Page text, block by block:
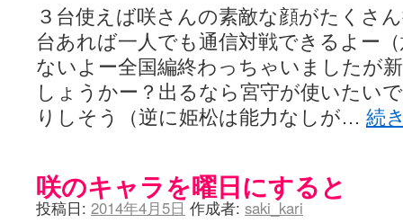
SYNTH 2006 - 咲 -Saki- / 阿知賀編をドヤ顔に着目しながらまたまた読
かえんだん - 咲-Saki- / 朱里「そげなこつ私がやっておきますから！」
Saki-1 グランプリ ～咲ワン～ / しわが誕生することは老化現象だと
木と木と木 - 咲-saki- / 新道寺の本
(00:00)
ヤンデレ・狂気の百合SSブログ / 【咲-Saki-SS：久咲】そして私たち
迷子の坊やのみちくさ日記 / 【連載感想】宮永照についてのあれこれ
私的素敵ジャンク / [咲-Saki-] 咲-Saki-第168局［端緒］感想 (16:58)
麻雀自由帳 - 咲-Saki- / 咲-Saki-第168局[端緒]感想 照-Teru- 追憶編第
ニワカSakiファンの部屋 - 咲-Saki- / 咲の実写化について（再）
低姿勢ニワカの麻雀 / マイナーカップリングSS感想 (07:31)
Hinamado blog - 咲-Saki- / リハビリテーション (04:56)
３台使えば咲さんの素敵な顔がたくさ
台あれば一人でも通信対戦できるよー
ないよー全国編終わっちゃいましたが
しょうかー？出るなら宮守が使いたい
りしそう（逆に姫松は能力なしが… 続
咲のキャラを曜日にすると
投稿日: 2014年4月5日 作成者: saki_kari